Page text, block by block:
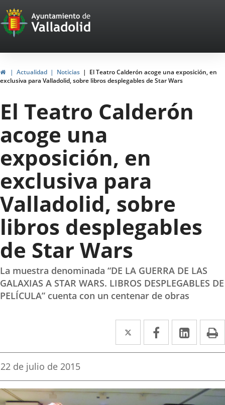
Portal
Web
del
Ayuntamiento
de
Valladolid
HomeActualidad Noticias
El Teatro Calderón acoge una exposición, en
exclusiva para Valladolid, sobre libros desplegables de Star Wars
El Teatro Calderón
acoge una
exposición, en
exclusiva para
Valladolid, sobre
libros desplegables
de Star Wars
La muestra denominada “DE LA GUERRA DE LAS
GALAXIAS A STAR WARS. LIBROS DESPLEGABLES DE
PELÍCULA” cuenta con un centenar de obras
Twitter
Enlace
a
aplicación
externa.
Facebook
Enlace
a
aplicación
externa.
Enlace
a
Fecha
la
noticia
22 de julio de 2015